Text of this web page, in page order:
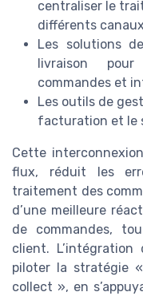
centraliser le
différents
Les solutions
livraison
commandes et
Les outils de
facturation et le
Cette
flux, réduit les
traitement des
d’une meilleure
de commandes,
client. L’intégration
piloter la stratégie
collect », en